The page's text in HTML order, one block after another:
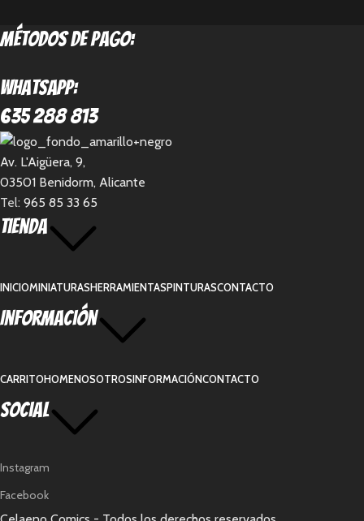
métodos de pago:
Whatsapp:
635 288 813
Av. L'Aigüera, 9,
03501 Benidorm, Alicante
Tel: 965 85 33 65
Tienda
INICIOMINIATURASHERRAMIENTASPINTURASCONTACTO
Información
CARRITOHOMENOSOTROSINFORMACIÓNCONTACTO
Social
Instagram
Facebook